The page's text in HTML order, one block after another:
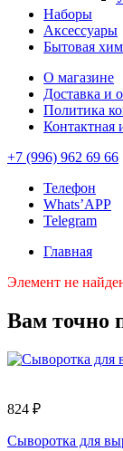
Наборы
Аксессуары
Бытовая
О магазине
Доставка и
Политика
Контактная
+7 (996) 962 69 66
Телефон
Whats’APP
Telegram
Главная
Элемент не
Вам точно
824 ₽
Сыворотка для